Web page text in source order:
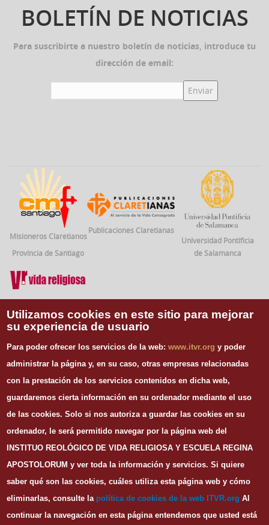
BOLETÍN DE NOTICIAS
Para suscribirte a nuestro boletín de noticias, introduce tu
dirección de email:
Misioneros Claretianos
Provincia de Santiago
Publicaciones Claretianas
Universidad Pontificia
de Salamanca
Vida Religiosa
Instituto Teológico de Vida Religiosa
Escuela Regina Apostolorum
28008 Madrid
Tel. 91 540 12 73
Whatsapp: 626 278 077
email.secretaria@itvr.org
HORARIO
Lunes a Viernes: 10h-14h y 16:30h-20:30h
Utilizamos cookies en este sitio para mejorar
su experiencia de usuario
Para poder ofrecer los servicios de la web:www.itvr.org y poder
administrar la página y, en su caso, otras empresas relacionadas
con la prestación de los servicios contenidos en dicha web,
guardaremos cierta información en su ordenador mediante el uso
de las cookies. Solo si nos autoriza a guardar las cookies en su
ordenador, le será permitido navegar por la página web del
INSTITUO REOLÓGICO DE VIDA RELIGIOSA Y ESCUELA REGINA
APOSTOLORUM y ver toda la información y servicios. Si quiere
saber qué son las cookies, cuáles utiliza esta página web y cómo
eliminarlas, consulte la política de cookies de la web ITVR.org Al
continuar la navegación en esta página entendemos que usted está